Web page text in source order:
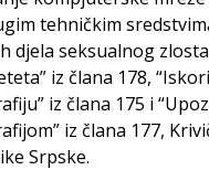
tehničkim
djela seksualnog
iz člana 178,
iz člana 175 i
iz člana 177,
Srpske.